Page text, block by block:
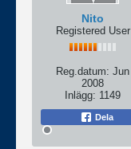
Nito
Registered User
Reg.datum: Jun
2008
Inlägg: 1149
Dela